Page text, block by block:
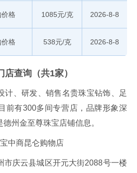
格 1085元/克 2026-8-8
格 538元/克 2026-8-8
查询（共1家）
计、研发、销售名贵珠宝钻饰、足
前有300多间专营店，品牌形象深
州金至尊珠宝店铺信息。
中商昆仑购物店
市庆云县城区开元大街2088号一楼